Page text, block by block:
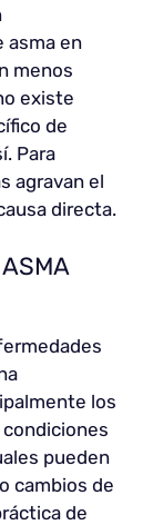
asma en
menos
existe
de
Para
agravan el
directa.
los
pueden
cambios de
de